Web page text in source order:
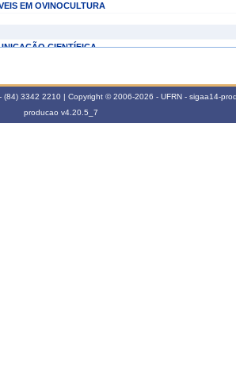
EM OVINOCULTURA
CIENTÍFICA
EM OVINOCULTURA
3342 2210 | Copyright © 2006-2026 - UFRN - sigaa14-
producao v4.20.5_7